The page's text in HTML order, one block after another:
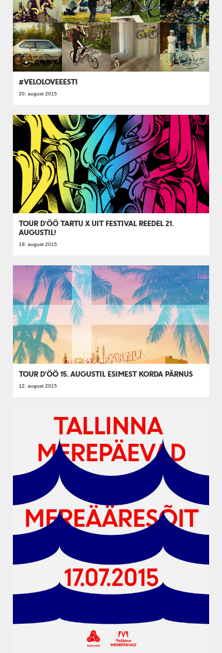
#VELOLOVEEESTI
20. august 2015
TOUR D'ÖÖ TARTU X UIT FESTIVAL REEDEL 21.
AUGUSTIL!
19. august 2015
TOUR D'ÖÖ 15. AUGUSTIL ESIMEST KORDA PÄRNUS
12. august 2015